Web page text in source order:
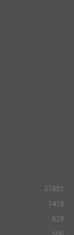
21851
1418
629